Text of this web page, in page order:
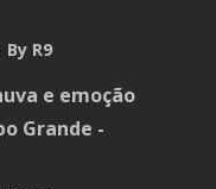
By R9
e emoção
Grande -